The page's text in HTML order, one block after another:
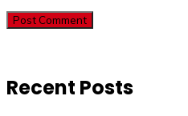
Recent Posts